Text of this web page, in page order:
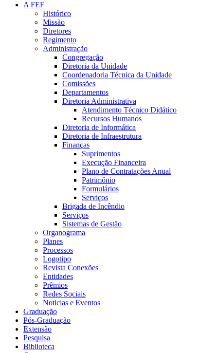
A FEF
Histórico
Missão
Diretores
Regimento
Administração
Congregação
Diretoria da Unidade
Coordenadoria Técnica da Unidade
Comissões
Departamentos
Diretoria Administrativa
Atendimento Técnico Didático
Recursos Humanos
Diretoria de Informática
Diretoria de Infraestrutura
Finanças
Suprimentos
Execução Financeira
Plano de Contratações Anual
Patrimônio
Formulários
Serviços
Brigada de Incêndio
Serviços
Sistemas de Gestão
Organograma
Planes
Processos
Logotipo
Revista Conexões
Entidades
Prêmios
Redes Sociais
Noticias e Eventos
Graduação
Pós-Graduação
Extensão
Pesquisa
Biblioteca